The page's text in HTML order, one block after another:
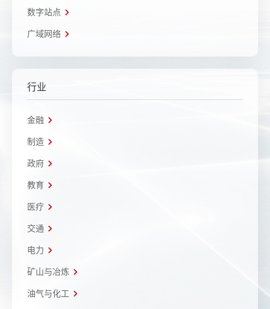
数字站点
广域网络
行业
金融
制造
政府
教育
医疗
交通
电力
矿山与冶炼
油气与化工